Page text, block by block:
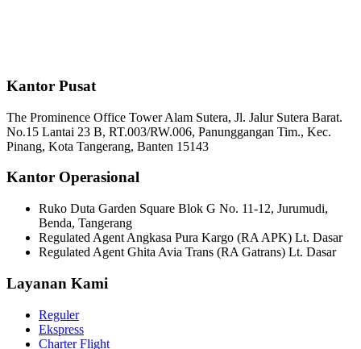
Kantor Pusat
The Prominence Office Tower Alam Sutera, Jl. Jalur Sutera Barat.
No.15 Lantai 23 B, RT.003/RW.006, Panunggangan Tim., Kec.
Pinang, Kota Tangerang, Banten 15143
Kantor Operasional
Ruko Duta Garden Square Blok G No. 11-12, Jurumudi,
Benda, Tangerang
Regulated Agent Angkasa Pura Kargo (RA APK) Lt. Dasar
Regulated Agent Ghita Avia Trans (RA Gatrans) Lt. Dasar
Layanan Kami
Reguler
Ekspress
Charter Flight